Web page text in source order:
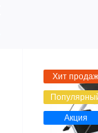
Хит продаж
Акция